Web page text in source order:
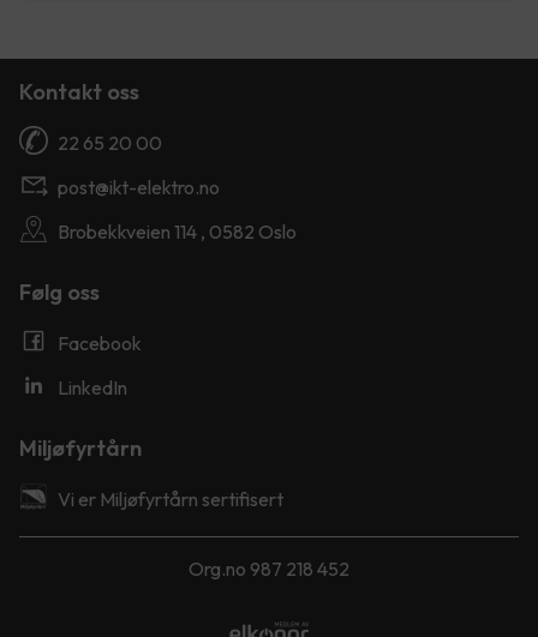
Kontakt oss
22 65 20 00
post@ikt-elektro.no
Brobekkveien 114 , 0582 Oslo
Følg oss
Facebook
LinkedIn
Miljøfyrtårn
Vi er Miljøfyrtårn sertifisert
Org.no 987 218 452